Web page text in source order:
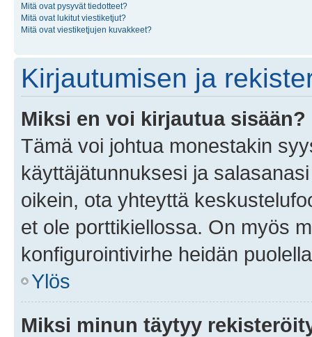
Mitä ovat pysyvät tiedotteet?
Mitä ovat lukitut viestiketjut?
Mitä ovat viestiketjujen kuvakkeet?
Kirjautumisen ja
Miksi en voi kirjautua sisään?
Tämä voi johtua monestakin
käyttäjätunnuksesi ja
oikein, ota yhteyttä
et ole porttikiellossa. On myös
konfigurointivirhe heidän
Ylös
Miksi minun täytyy